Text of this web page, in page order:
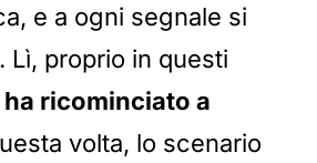
e a ogni segnale si
Lì, proprio in questi
ricominciato a
volta, lo scenario